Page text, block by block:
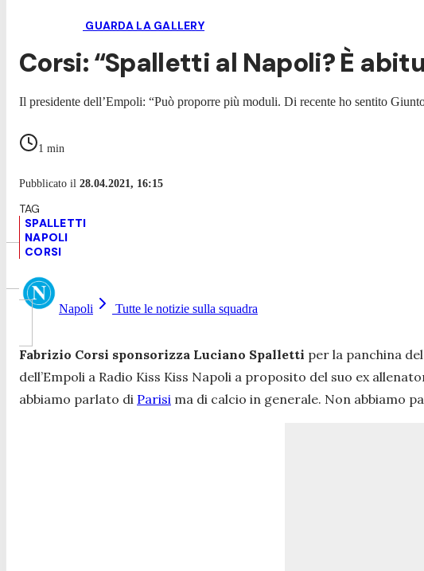
GUARDA LA GALLERY
Corsi: “Spalletti al Napoli? È
Il presidente dell’Empoli: “Può proporre più moduli. Di recente ho sentito
1 min
Pubblicato il 28.04.2021, 16:15
SPALLETTI
NAPOLI
CORSI
Napoli Tutte le notizie sulla squadra
Fabrizio Corsi sponsorizza Luciano Spalletti per la panchina del
dell’Empoli a Radio Kiss Kiss Napoli a proposito del suo ex
abbiamo parlato di Parisi ma di calcio in generale. Non abbiamo